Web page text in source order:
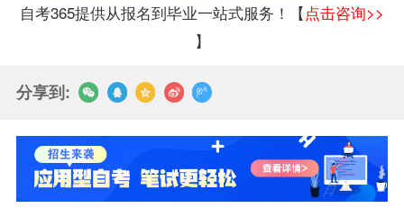
自考365提供从报名到毕业一站式服务！【点击咨询>>
】
分享到: